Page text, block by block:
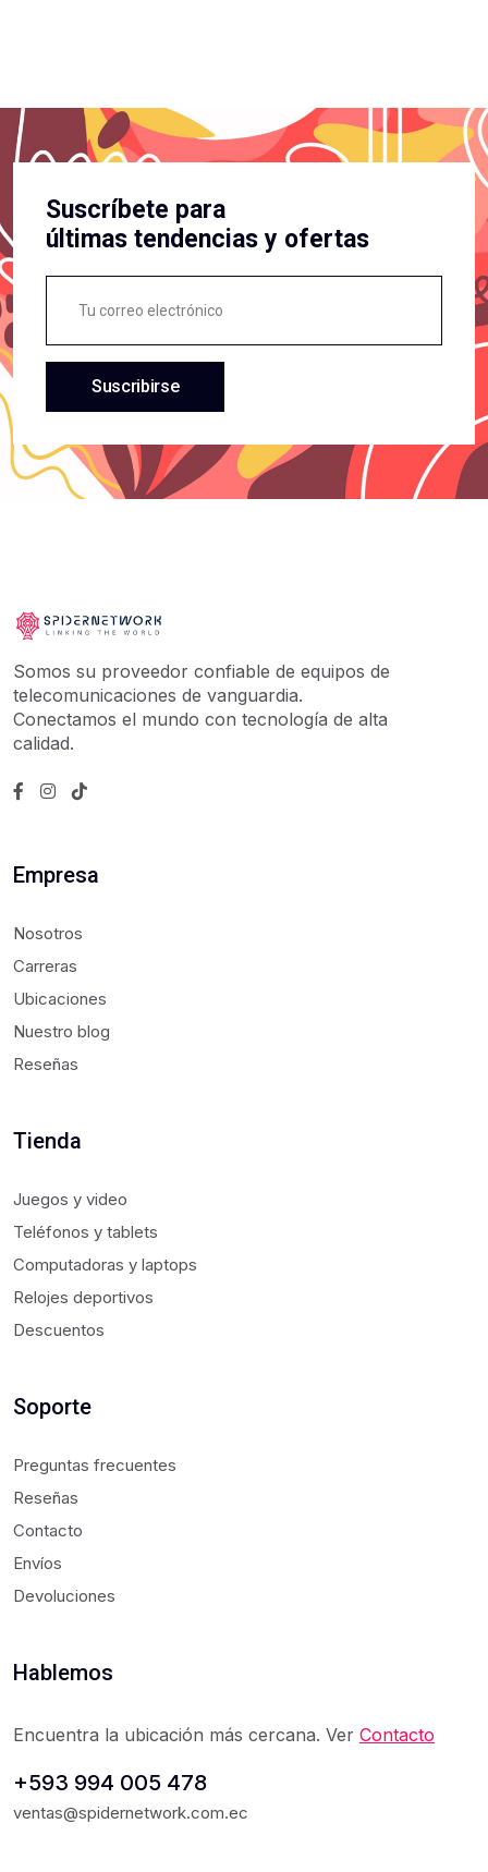
Suscríbete para
últimas tendencias y ofertas
Suscribirse
Somos su proveedor confiable de equipos de
telecomunicaciones de vanguardia.
Conectamos el mundo con tecnología de alta
calidad.
Empresa
Nosotros
Carreras
Ubicaciones
Nuestro blog
Reseñas
Tienda
Juegos y video
Teléfonos y tablets
Computadoras y laptops
Relojes deportivos
Descuentos
Soporte
Preguntas frecuentes
Reseñas
Contacto
Envíos
Devoluciones
Hablemos
Encuentra la ubicación más cercana. Ver Contacto
+593 994 005 478
ventas@spidernetwork.com.ec